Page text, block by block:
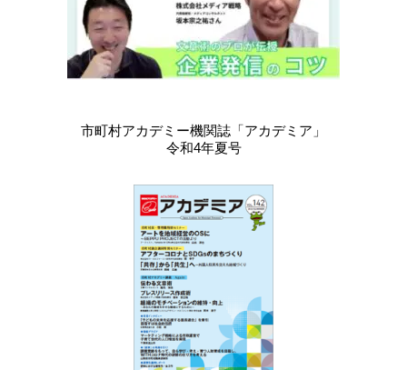
市町村アカデミー機関誌「アカデミア」
令和4年夏号